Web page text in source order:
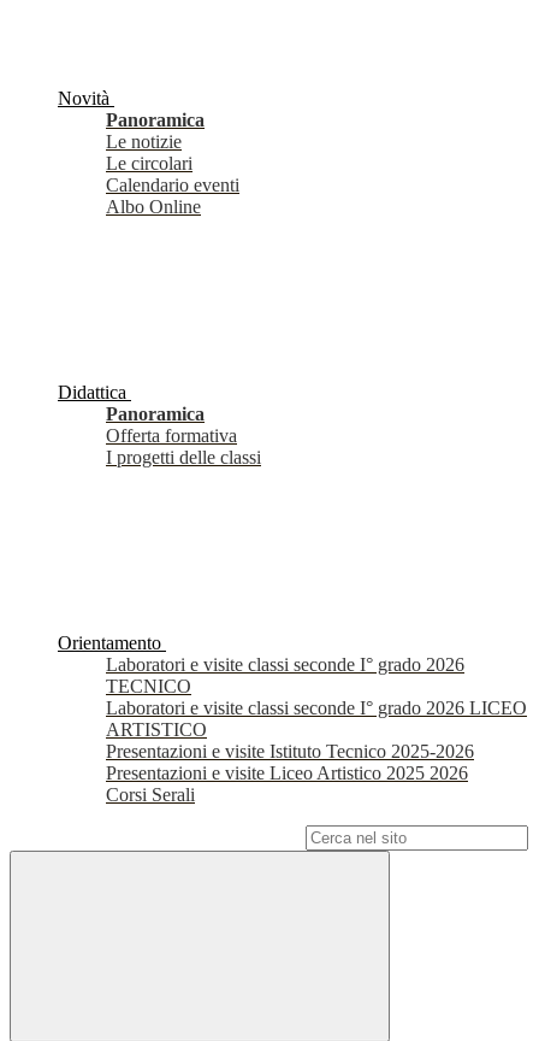
Novità
Panoramica
Le notizie
Le circolari
Calendario eventi
Albo Online
Didattica
Panoramica
Offerta formativa
I progetti delle classi
Orientamento
Laboratori e visite classi seconde I° grado 2026
TECNICO
Laboratori e visite classi seconde I° grado 2026 LICEO
ARTISTICO
Presentazioni e visite Istituto Tecnico 2025-2026
Presentazioni e visite Liceo Artistico 2025 2026
Corsi Serali